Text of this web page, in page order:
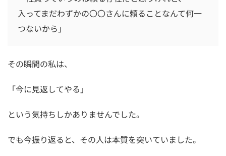
入ってまだわずかの〇〇さんに頼ることなんて何一
つないから」
その瞬間の私は、
「今に見返してやる」
という気持ちしかありませんでした。
でも今振り返ると、その人は本質を突いていました。